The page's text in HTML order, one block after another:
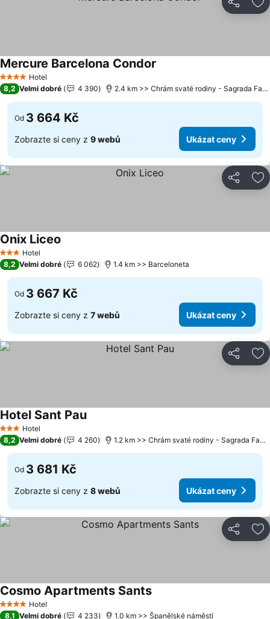
Sdílet
4 Počet hvězdiček
Hotel
Mercure Barcelona Condor
8,2 Velmi dobré 4 390 2.4 km >> Chrám svaté rodiny - Sagrada Familia
Od 3 664 Kč
Zobrazte si ceny z 9 webů Ukázat ceny
Sdílet
3 Počet hvězdiček
Hotel
Onix Liceo
8,2 Velmi dobré 6 062 1.4 km >> Barceloneta
Od 3 667 Kč
Zobrazte si ceny z 7 webů Ukázat ceny
Sdílet
3 Počet hvězdiček
Hotel
Hotel Sant Pau
8,2 Velmi dobré 4 260 1.2 km >> Chrám svaté rodiny - Sagrada Familia
Od 3 681 Kč
Zobrazte si ceny z 8 webů Ukázat ceny
Sdílet
4 Počet hvězdiček
Hotel
Cosmo Apartments Sants
8,1 Velmi dobré 4 233 1.0 km >> Španělské náměstí